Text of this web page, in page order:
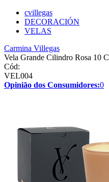
cvillegas
DECORACIÓN
VELAS
Carmina Villegas
Vela Grande Cilindro Rosa 10
Cód:
VEL004
Opinião dos Consumidores:0